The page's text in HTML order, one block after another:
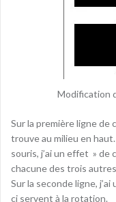
Modification
Sur la première ligne de
trouve au milieu en
souris, j’ai un effet » de
chacune des trois
Sur la seconde ligne,
ci servent à la rotation.